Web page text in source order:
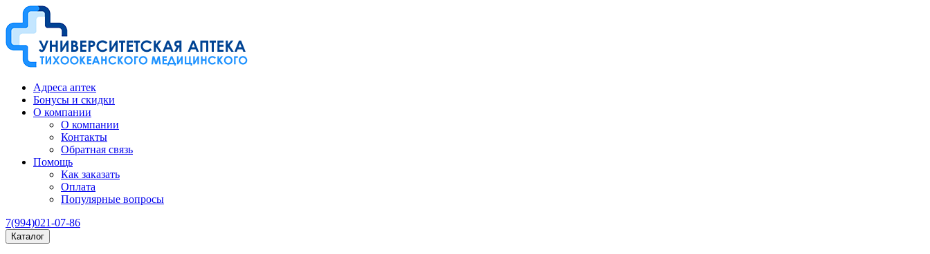
Адреса аптек
Бонусы и скидки
О компании
О компании
Контакты
Обратная связь
Помощь
Как заказать
Оплата
Популярные вопросы
7(994)021-07-86
Каталог